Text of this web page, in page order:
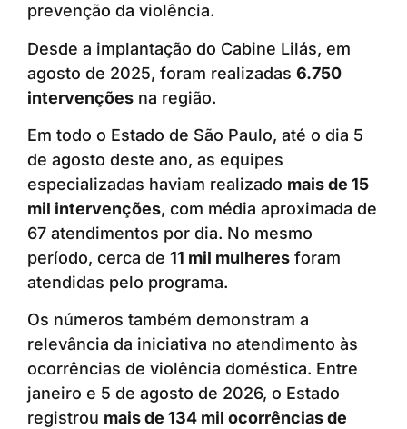
prevenção da violência.
Desde a implantação do Cabine Lilás, em
agosto de 2025, foram realizadas 6.750
intervenções na região.
Em todo o Estado de São Paulo, até o dia 5
de agosto deste ano, as equipes
especializadas haviam realizado mais de 15
mil intervenções, com média aproximada de
67 atendimentos por dia. No mesmo
período, cerca de 11 mil mulheres foram
atendidas pelo programa.
Os números também demonstram a
relevância da iniciativa no atendimento às
ocorrências de violência doméstica. Entre
janeiro e 5 de agosto de 2026, o Estado
registrou mais de 134 mil ocorrências de